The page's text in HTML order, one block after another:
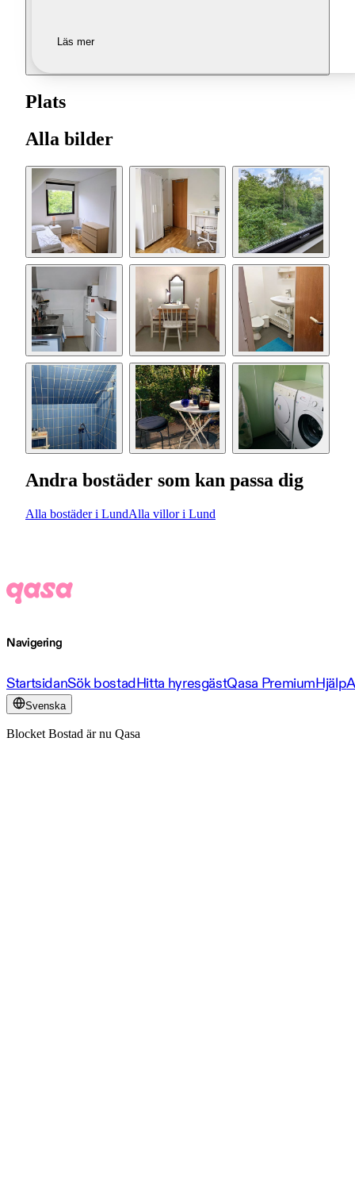
Läs mer
Plats
Alla bilder
Andra bostäder som kan passa dig
Alla bostäder i LundAlla villor i Lund
Navigering
StartsidanSök bostadHitta hyresgästQasa PremiumHjälp
Svenska
Blocket Bostad är nu Qasa